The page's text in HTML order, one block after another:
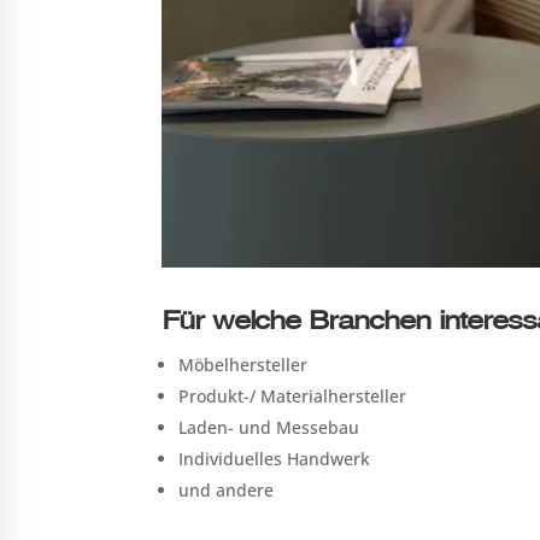
Für welche Branchen
Möbelhersteller
Produkt-/ Materialhersteller
Laden- und Messebau
Individuelles Handwerk
und andere